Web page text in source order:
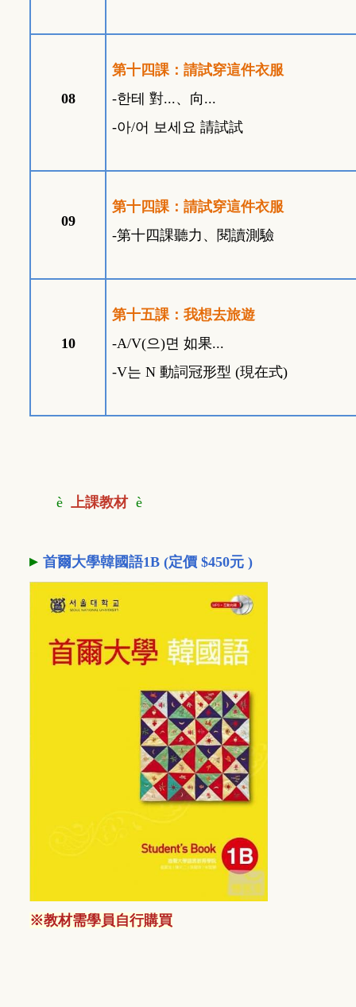
08
第十四課：請試穿這件衣服
-한테 對...、向 ...
-아/어 보세요 請試試
09
第十四課：請試穿這件衣服
-第十四課聽力、閱讀測驗
10
第十五課：我想去旅遊
-A/V(으)면 如果...
-V는 N 動詞冠形型 (現在式)
è 上課教材 è
▸ 首爾大學韓國語1B (定價 $450元 )
※教材需學員自行購買